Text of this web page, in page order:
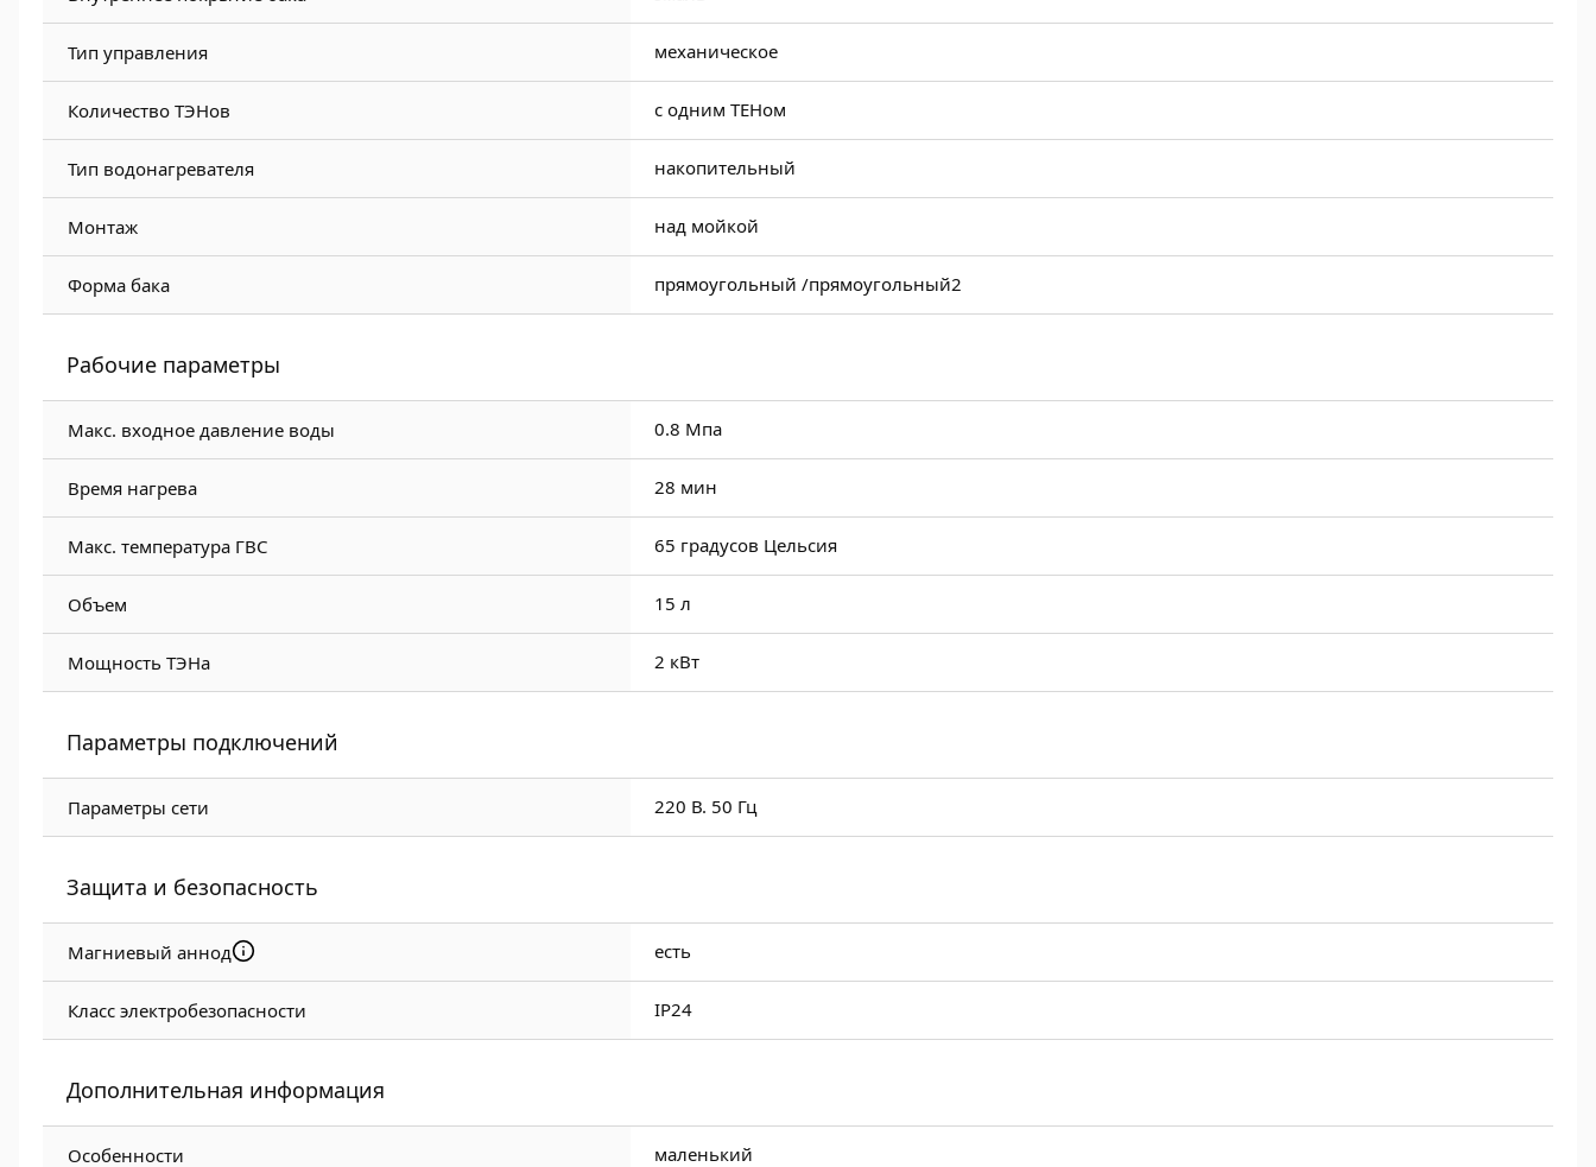
Тип управления механическое
Количество ТЭНов с одним ТЕНом
Тип водонагревателя накопительный
Монтаж над мойкой
Форма бака прямоугольный /прямоугольный2
Рабочие параметры
Макс. входное давление воды 0.8 Мпа
Время нагрева 28 мин
Макс. температура ГВС 65 градусов Цельсия
Объем 15 л
Мощность ТЭНа 2 кВт
Параметры подключений
Параметры сети 220 В. 50 Гц
Защита и безопасность
Магниевый аннод есть
Класс электробезопасности ІР24
Дополнительная информация
Особенности маленький